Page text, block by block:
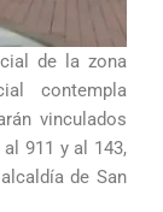
de la zona
contempla
vinculados
911 y al 143,
de San